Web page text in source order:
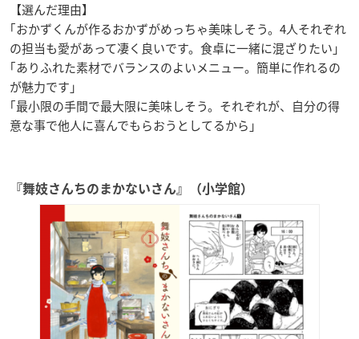
【選んだ理由】
｢おかずくんが作るおかずがめっちゃ美味しそう。4人それぞれ
の担当も愛があって凄く良いです。食卓に一緒に混ざりたい｣
｢ありふれた素材でバランスのよいメニュー。簡単に作れるの
が魅力です｣
｢最小限の手間で最大限に美味しそう。それぞれが、自分の得
意な事で他人に喜んでもらおうとしてるから｣
『舞妓さんちのまかないさん』（小学館）